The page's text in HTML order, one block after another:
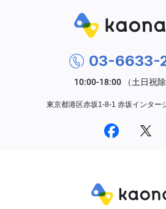
03-6633-
東京都港区赤坂1-8-1 赤坂インター